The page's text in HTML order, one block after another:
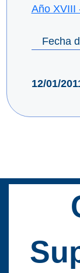
Año XVIII
Fecha
12/01/